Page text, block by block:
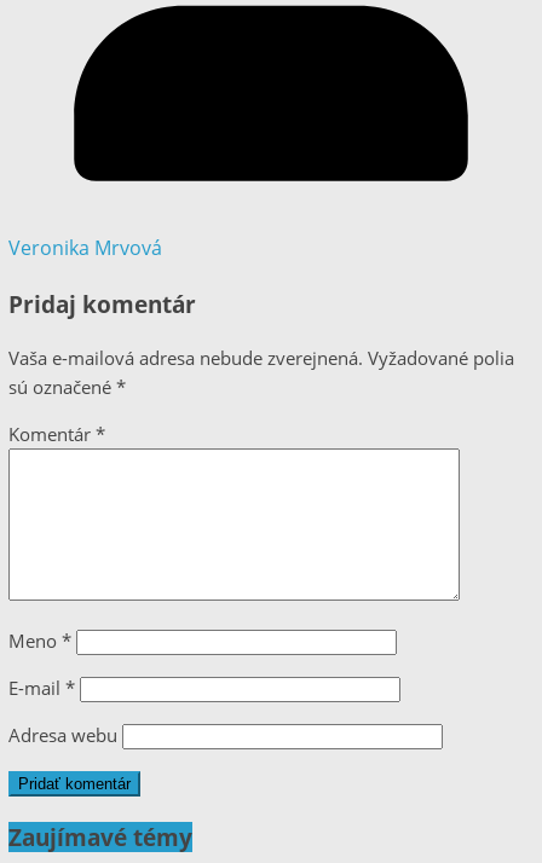
Veronika Mrvová
Pridaj komentár
Vaša e-mailová adresa nebude zverejnená. Vyžadované polia
sú označené *
Komentár *
Meno *
E-mail *
Adresa webu
Zaujímavé témy